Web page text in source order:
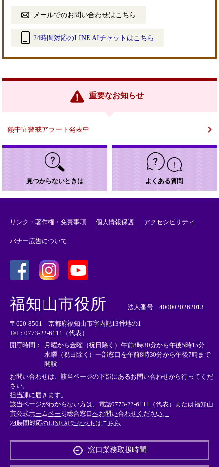
メールでのお問い合わせはこちら
24時間対応のLINE AIチャットはこちら
リ
重要なお知らせ
熱中症警戒アラート発表中
見つからないときは よくある質問
リンク・著作権・免責事項 個人情報保護 アクセシビリティ
バナー広告について
外
部
リ
ン
ク
＞
外
リ
ン
ク
＞
外
部
ン
ク
＞
福知山市役所 法人番号 4000020262013
〒620-8501 京都府福知山市字内記13番地の1
Tel：0773-22-6111（代表）
開庁時間：
月曜から金曜（祝日除く）午前8時30分から午後5時15分
水曜（祝日除く）一部窓口を午前8時30分から午後7時まで
開設
お問い合わせは、該当ページの下部にあるお問い合わせから行ってくだ
さい。
担当課に届きます。
該当ページがわからない方は、電話0773-22-6111（代表）または福知山
市公式ホームページ総合窓口へお問い合わせください。
24時間対応のLINE AIチャットはこちら
外
リ
窓口業務取扱時間